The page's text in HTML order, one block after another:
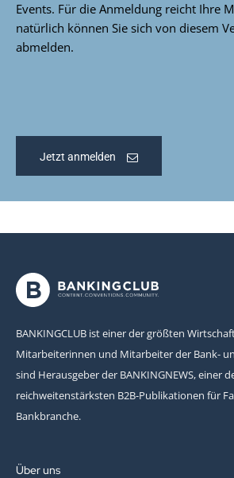
Events. Für die Anmeldung reicht Ihre
natürlich können Sie sich von diesem
abmelden.
Jetzt anmelden
BANKINGCLUB ist einer der größten
Mitarbeiterinnen und Mitarbeiter der Bank-
sind Herausgeber der BANKINGNEWS, einer
reichweitenstärksten B2B-Publikationen für
Bankbranche.
Über uns